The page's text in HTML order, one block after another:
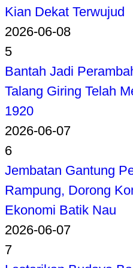
Kian Dekat Terwujud
2026-06-08
5
Bantah Jadi
Talang Giring Telah
1920
2026-06-07
6
Jembatan Gantung
Rampung, Dorong
Ekonomi Batik Nau
2026-06-07
7